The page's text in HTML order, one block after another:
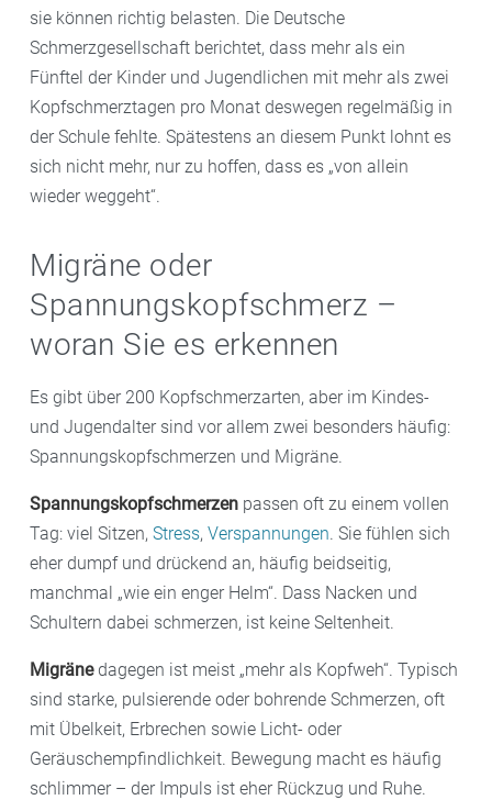
sie können richtig belasten. Die Deutsche
Schmerzgesellschaft berichtet, dass mehr als ein
Fünftel der Kinder und Jugendlichen mit mehr als zwei
Kopfschmerztagen pro Monat deswegen regelmäßig in
der Schule fehlte. Spätestens an diesem Punkt lohnt es
sich nicht mehr, nur zu hoffen, dass es „von allein
wieder weggeht“.
Migräne oder
Spannungskopfschmerz –
woran Sie es erkennen
Es gibt über 200 Kopfschmerzarten, aber im Kindes-
und Jugendalter sind vor allem zwei besonders häufig:
Spannungskopfschmerzen und Migräne.
Spannungskopfschmerzen passen oft zu einem vollen
Tag: viel Sitzen, Stress, Verspannungen. Sie fühlen sich
eher dumpf und drückend an, häufig beidseitig,
manchmal „wie ein enger Helm“. Dass Nacken und
Schultern dabei schmerzen, ist keine Seltenheit.
Migränedagegen ist meist „mehr als Kopfweh“. Typisch
sind starke, pulsierende oder bohrende Schmerzen, oft
mit Übelkeit, Erbrechen sowie Licht- oder
Geräuschempfindlichkeit. Bewegung macht es häufig
schlimmer – der Impuls ist eher Rückzug und Ruhe.